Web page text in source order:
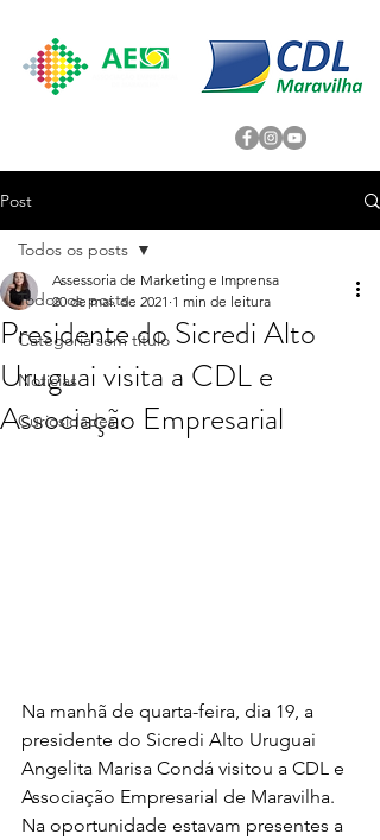
Post
Todos os posts
Categoria sem título
Noticias
Curiosidades
Todos os posts
Presidente do Sicredi Alto
Uruguai visita a CDL e
Associação Empresarial
Assessoria de Marketing e Imprensa
20 de mai. de 2021 1 min de leitura
Na manhã de quarta-feira, dia 19, a
presidente do Sicredi Alto Uruguai
Angelita Marisa Condá visitou a CDL e
Associação Empresarial de Maravilha.
Na oportunidade estavam presentes a